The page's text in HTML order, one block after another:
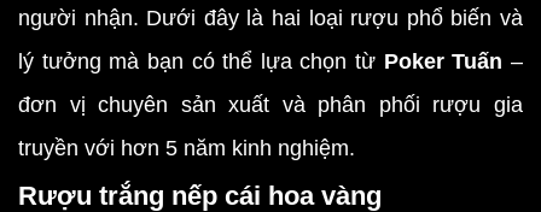
người nhận. Dưới đây là hai loại rượu phổ biến và
lý tưởng mà bạn có thể lựa chọn từ Poker Tuấn –
đơn vị chuyên sản xuất và phân phối rượu gia
truyền với hơn 5 năm kinh nghiệm.
Rượu trắng nếp cái hoa vàng